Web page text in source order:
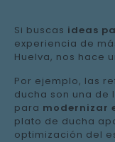
Si buscas ideas
experiencia de
Huelva, nos hace
Por ejemplo, las
ducha son una de
para modernizar
plato de ducha
optimización del